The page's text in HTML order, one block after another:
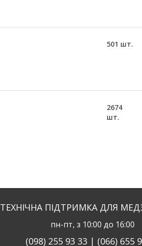
501 шт.
2674
шт.
ТЕХНІЧНА ПІДТРИМКА ДЛЯ
пн-пт, з 10:00 до 16:00
(098) 255 93 33 | (066) 655